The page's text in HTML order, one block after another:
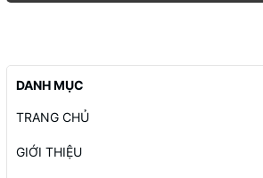
DANH MỤC
TRANG CHỦ
GIỚI THIỆU